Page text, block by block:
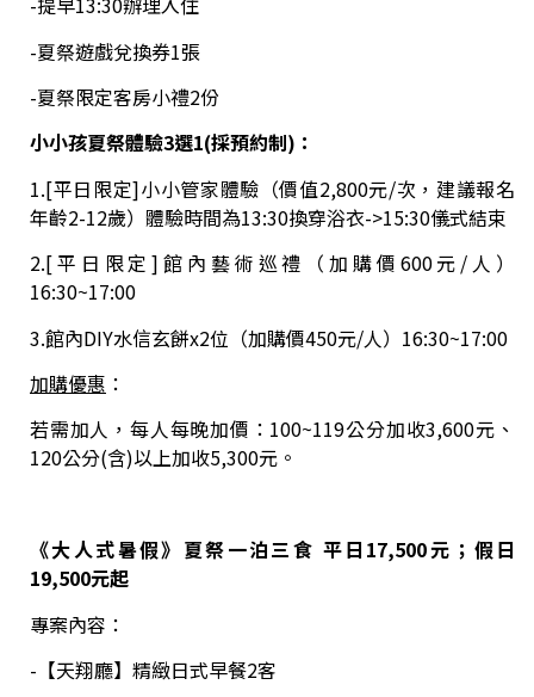
-夏祭遊戲兌換券1張
-夏祭限定客房小禮2份
小小孩夏祭體驗3選1(採預約制)：
1.[平日限定]小小管家體驗（價值2,800元/次，建議報名
年齡2-12歲）體驗時間為13:30換穿浴衣->15:30儀式結束
2.[平日限定]館內藝術巡禮（加購價600元/人）
16:30~17:00
3.館內DIY水信玄餅x2位（加購價450元/人）16:30~17:00
加購優惠 ：
若需加人，每人每晚加價：100~119公分加收3,600元、
120公分(含)以上加收5,300元。
《大人式暑假》夏祭一泊三食 平日17,500元；假日
19,500元起
專案內容：
-【天翔廳】精緻日式早餐2客